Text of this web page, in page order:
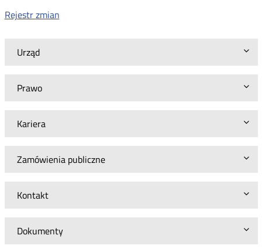
Urząd
Prawo
Kariera
Zamówienia publiczne
Kontakt
Dokumenty
Rejestr zmian